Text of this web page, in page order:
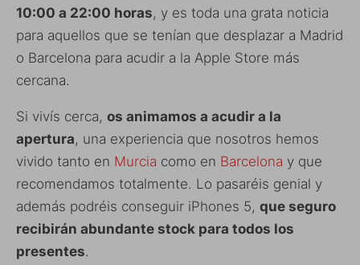
10:00 a 22:00 horas, y es toda una grata noticia
para aquellos que se tenían que desplazar a Madrid
o Barcelona para acudir a la Apple Store más
cercana.
Si vivís cerca, os animamos a acudir a la
apertura, una experiencia que nosotros hemos
vivido tanto en Murcia como en Barcelona y que
recomendamos totalmente. Lo pasaréis genial y
además podréis conseguir iPhones 5, que seguro
recibirán abundante stock para todos los
presentes.